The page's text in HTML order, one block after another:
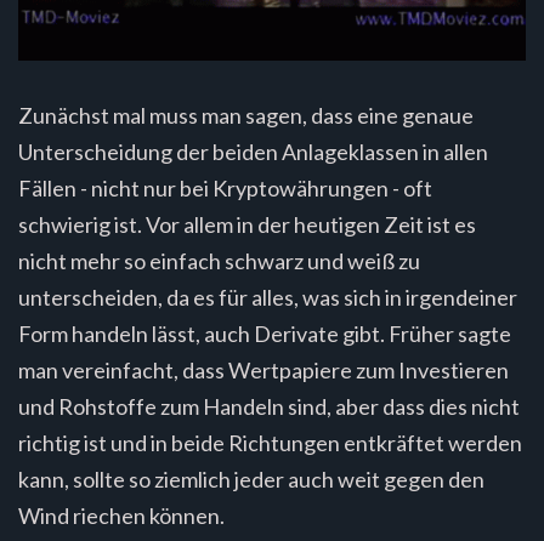
Zunächst mal muss man sagen, dass eine genaue
Unterscheidung der beiden Anlageklassen in allen
Fällen - nicht nur bei Kryptowährungen - oft
schwierig ist. Vor allem in der heutigen Zeit ist es
nicht mehr so einfach schwarz und weiß zu
unterscheiden, da es für alles, was sich in irgendeiner
Form handeln lässt, auch Derivate gibt. Früher sagte
man vereinfacht, dass Wertpapiere zum Investieren
und Rohstoffe zum Handeln sind, aber dass dies nicht
richtig ist und in beide Richtungen entkräftet werden
kann, sollte so ziemlich jeder auch weit gegen den
Wind riechen können.